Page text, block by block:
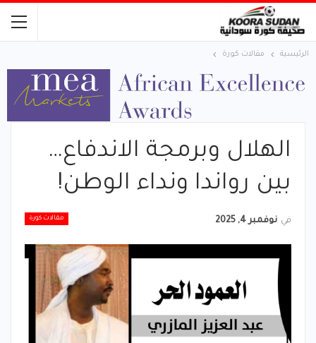
الرئيسية مقالات كورة
الهلال وبرمجة الاندفاع…
بين رواندا ونداء الوطن!
مقالات كورة في نوفمبر 4, 2025